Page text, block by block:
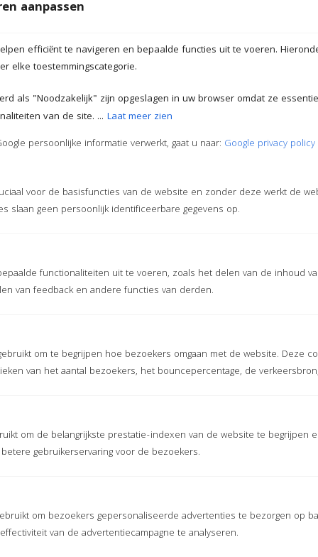
aanpassen
efficiënt te navigeren en bepaalde functies uit te voeren.
elke toestemmingscategorie.
als "Noodzakelijk" zijn opgeslagen in uw browser omdat ze
van de site. ... Laat meer zien
persoonlijke informatie verwerkt, gaat u naar: Google privacy policy
voor de basisfuncties van de website en zonder deze werkt de
slaan geen persoonlijk identificeerbare gegevens op.
functionaliteiten uit te voeren, zoals het delen van de inhoud
van feedback en andere functies van derden.
om te begrijpen hoe bezoekers omgaan met de website. Deze
van het aantal bezoekers, het bouncepercentage, de
om de belangrijkste prestatie-indexen van de website te begrijpen
gebruikerservaring voor de bezoekers.
om bezoekers gepersonaliseerde advertenties te bezorgen op
van de advertentiecampagne te analyseren.
Multimattenshop
Meer ervaringen opklantervaringen.nl
Basic sportmat
Speelmatten